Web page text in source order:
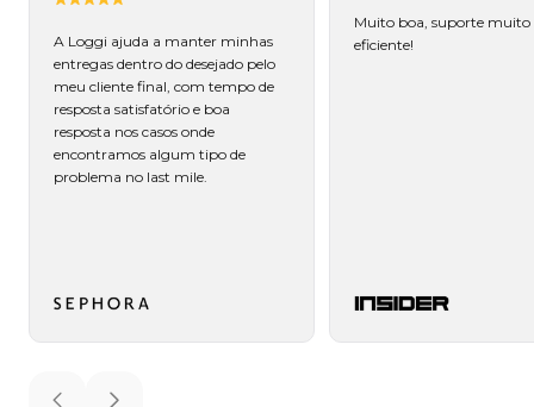
A Loggi ajuda a manter minhas
entregas dentro do desejado pelo
meu cliente final, com tempo de
resposta satisfatório e boa
resposta nos casos onde
encontramos algum tipo de
problema no last mile.
Muito boa, suporte muito
eficiente!